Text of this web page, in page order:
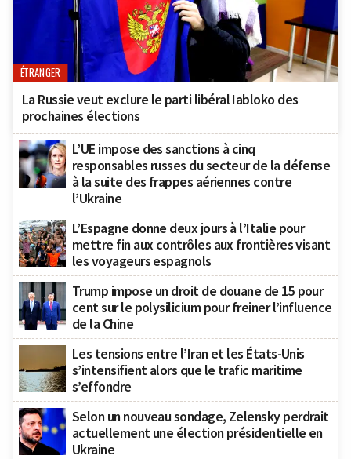
ÉTRANGER
La Russie veut exclure le parti libéral Iabloko des
prochaines élections
L’UE impose des sanctions à cinq
responsables russes du secteur de la défense
à la suite des frappes aériennes contre
l’Ukraine
L’Espagne donne deux jours à l’Italie pour
mettre fin aux contrôles aux frontières visant
les voyageurs espagnols
Trump impose un droit de douane de 15 pour
cent sur le polysilicium pour freiner l’influence
de la Chine
Les tensions entre l’Iran et les États-Unis
s’intensifient alors que le trafic maritime
s’effondre
Selon un nouveau sondage, Zelensky perdrait
actuellement une élection présidentielle en
Ukraine